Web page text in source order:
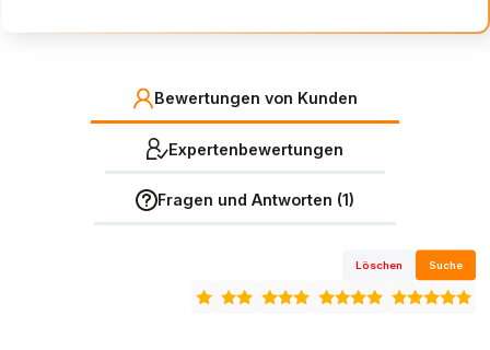
Bewertungen von Kunden
Expertenbewertungen
Fragen und Antworten (1)
Löschen Suche